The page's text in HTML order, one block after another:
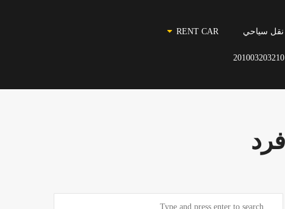
نقل سياحي RENT CAR
201003203210